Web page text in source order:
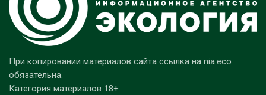
При копировании материалов сайта ссылка на nia.eco
обязательна.
Категория материалов 18+